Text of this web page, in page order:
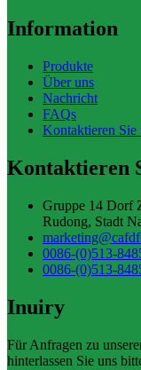
Information
Produkte
Über uns
Nachricht
FAQs
Kontaktieren Sie
Kontaktieren
Gruppe 14 Dorf
Rudong, Stadt
0086-(0)513-
0086-(0)513-
Inuiry
Für Anfragen zu
hinterlassen Sie uns